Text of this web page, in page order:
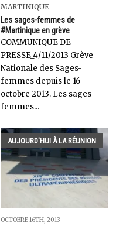
MARTINIQUE
Les sages-femmes de
#Martinique en grève
COMMUNIQUE DE
PRESSE_4/11/2013 Grève
Nationale des Sages-
femmes depuis le 16
octobre 2013. Les sages-
femmes...
AUJOURD'HUI À LA RÉUNION
OCTOBRE 16TH, 2013